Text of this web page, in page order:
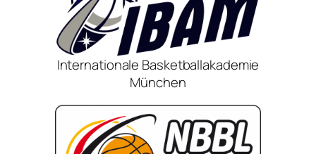
Internationale Basketballakademie
München